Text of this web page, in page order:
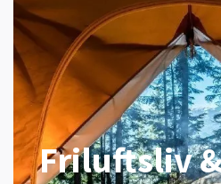
Friluftsliv